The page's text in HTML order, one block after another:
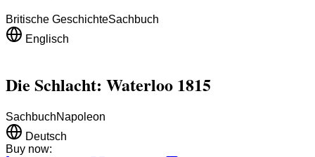
Britische GeschichteSachbuch
Englisch
Die Schlacht: Waterloo 1815
SachbuchNapoleon
Deutsch
Buy now: